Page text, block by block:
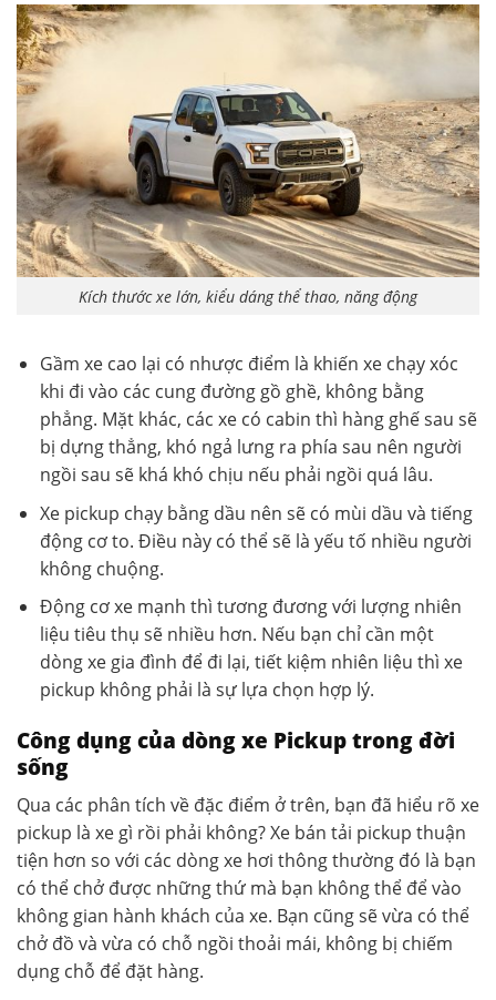
Kích thước xe lớn, kiểu dáng thể thao, năng động
Gầm xe cao lại có nhược điểm là khiến xe chạy xóc
khi đi vào các cung đường gồ ghề, không bằng
phẳng. Mặt khác, các xe có cabin thì hàng ghế sau sẽ
bị dựng thẳng, khó ngả lưng ra phía sau nên người
ngồi sau sẽ khá khó chịu nếu phải ngồi quá lâu.
Xe pickup chạy bằng dầu nên sẽ có mùi dầu và tiếng
động cơ to. Điều này có thể sẽ là yếu tố nhiều người
không chuộng.
Động cơ xe mạnh thì tương đương với lượng nhiên
liệu tiêu thụ sẽ nhiều hơn. Nếu bạn chỉ cần một
dòng xe gia đình để đi lại, tiết kiệm nhiên liệu thì xe
pickup không phải là sự lựa chọn hợp lý.
Công dụng của dòng xe Pickup trong đời
sống
Qua các phân tích về đặc điểm ở trên, bạn đã hiểu rõ xe
pickup là xe gì rồi phải không? Xe bán tải pickup thuận
tiện hơn so với các dòng xe hơi thông thường đó là bạn
có thể chở được những thứ mà bạn không thể để vào
không gian hành khách của xe. Bạn cũng sẽ vừa có thể
chở đồ và vừa có chỗ ngồi thoải mái, không bị chiếm
dụng chỗ để đặt hàng.